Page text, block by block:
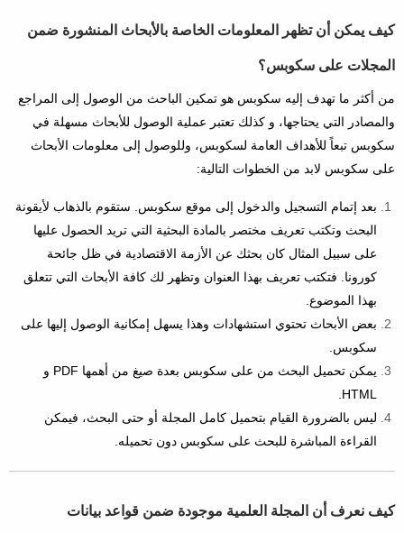
كيف يمكن أن تظهر المعلومات الخاصة بالأبحاث المنشورة ضمن
المجلات على سكوبس؟
من أكثر ما تهدف إليه سكوبس هو تمكين الباحث من الوصول إلى المراجع
والمصادر التي يحتاجها، و كذلك تعتبر عملية الوصول للأبحاث مسهلة في
سكوبس تبعاً للأهداف العامة لسكوبس، وللوصول إلى معلومات الأبحاث
على سكوبس لابد من الخطوات التالية:
بعد إتمام التسجيل والدخول إلى موقع سكوبس. ستقوم بالذهاب لأيقونة
البحث وتكتب تعريف مختصر بالمادة البحثية التي تريد الحصول عليها
على سبيل المثال كان بحثك عن الأزمة الاقتصادية في ظل جائحة
كورونا. فتكتب تعريف بهذا العنوان وتظهر لك كافة الأبحاث التي تتعلق
بهذا الموضوع.
بعض الأبحاث تحتوي استشهادات وهذا يسهل إمكانية الوصول إليها على
سكوبس.
يمكن تحميل البحث من على سكوبس بعدة صيغ من أهمها PDF و
HTML.
ليس بالضرورة القيام بتحميل كامل المجلة أو حتى البحث، فيمكن
القراءة المباشرة للبحث على سكوبس دون تحميله.
​كيف نعرف أن المجلة العلمية موجودة ضمن قواعد بيانات